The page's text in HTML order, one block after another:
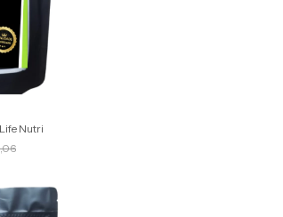
Nutri